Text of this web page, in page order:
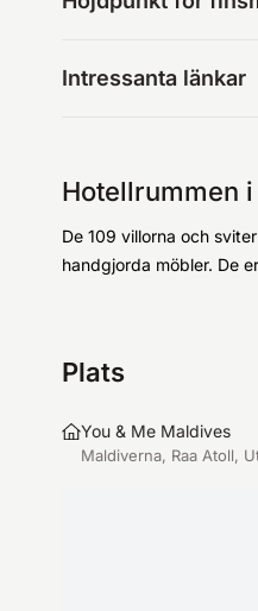
Intressanta länkar
Hotellrummen
De 109 villorna och
handgjorda möbler. De
Plats
You & Me Maldives
Maldiverna, Raa Atoll,